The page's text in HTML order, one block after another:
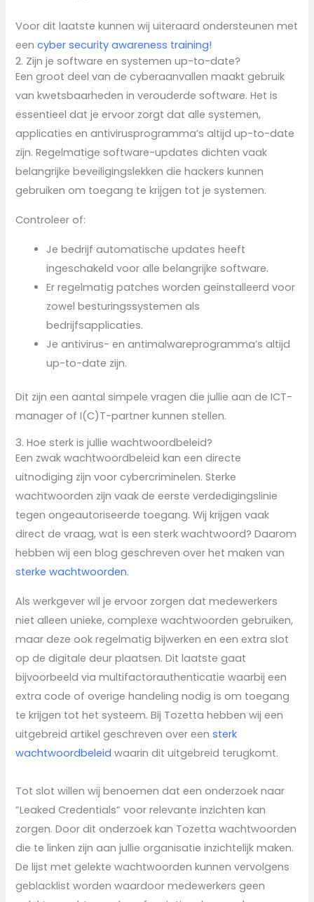
Voor dit laatste kunnen wij uiteraard ondersteunen met
eencyber security awareness training!
2. Zijn je software en systemen up-to-date?
Een groot deel van de cyberaanvallen maakt gebruik
van kwetsbaarheden in verouderde software. Het is
essentieel dat je ervoor zorgt dat alle systemen,
applicaties en antivirusprogramma’s altijd up-to-date
zijn. Regelmatige software-updates dichten vaak
belangrijke beveiligingslekken die hackers kunnen
gebruiken om toegang te krijgen tot je systemen.
Controleer of:
Je bedrijf automatische updates heeft
ingeschakeld voor alle belangrijke software.
Er regelmatig patches worden geïnstalleerd voor
zowel besturingssystemen als
bedrijfsapplicaties.
Je antivirus- en antimalwareprogramma’s altijd
up-to-date zijn.
Dit zijn een aantal simpele vragen die jullie aan de ICT-
manager of I(C)T-partner kunnen stellen.
3. Hoe sterk is jullie wachtwoordbeleid?
Een zwak wachtwoordbeleid kan een directe
uitnodiging zijn voor cybercriminelen. Sterke
wachtwoorden zijn vaak de eerste verdedigingslinie
tegen ongeautoriseerde toegang. Wij krijgen vaak
direct de vraag, wat is een sterk wachtwoord? Daarom
hebben wij een blog geschreven over het maken van
sterke wachtwoorden.
Als werkgever wil je ervoor zorgen dat medewerkers
niet alleen unieke, complexe wachtwoorden gebruiken,
maar deze ook regelmatig bijwerken en een extra slot
op de digitale deur plaatsen. Dit laatste gaat
bijvoorbeeld via multifactorauthenticatie waarbij een
extra code of overige handeling nodig is om toegang
te krijgen tot het systeem. Bij Tozetta hebben wij een
uitgebreid artikel geschreven over eensterk
wachtwoordbeleid waarin dit uitgebreid terugkomt.
Tot slot willen wij benoemen dat een onderzoek naar
”Leaked Credentials” voor relevante inzichten kan
zorgen. Door dit onderzoek kan Tozetta wachtwoorden
die te linken zijn aan jullie organisatie inzichtelijk maken.
De lijst met gelekte wachtwoorden kunnen vervolgens
geblacklist worden waardoor medewerkers geen